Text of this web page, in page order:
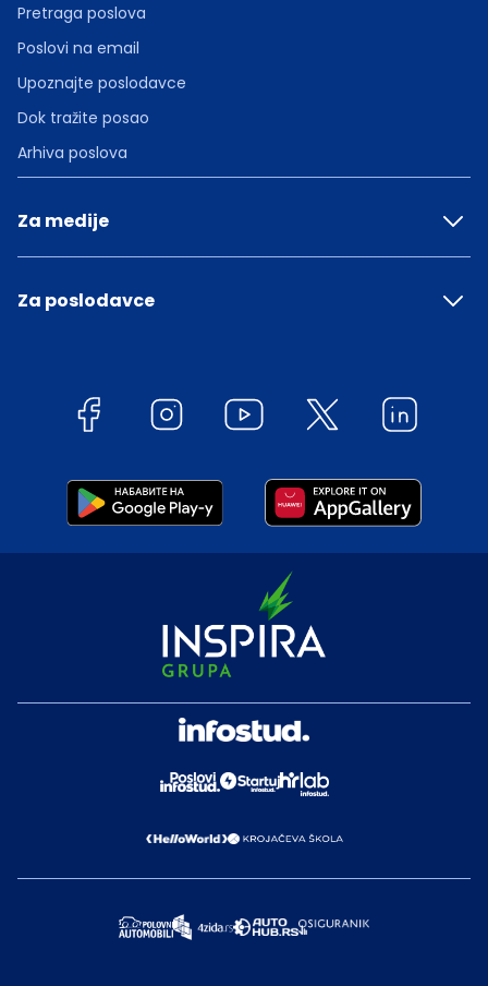
Pretraga poslova
Poslovi na email
Upoznajte poslodavce
Dok tražite posao
Arhiva poslova
Za medije
Za poslodavce